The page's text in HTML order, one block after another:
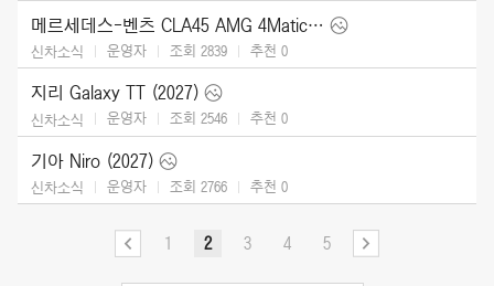
메르세데스-벤츠 CLA45 AMG 4Matic (2027)
신차소식 운영자 조회 2839 추천 0
지리 Galaxy TT (2027)
신차소식 운영자 조회 2546 추천 0
기아 Niro (2027)
신차소식 운영자 조회 2766 추천 0
1 2 3 4 5